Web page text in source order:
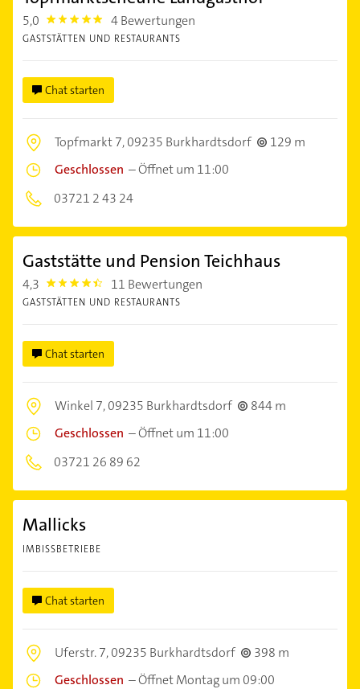
5,0 5.0 4 Bewertungen
GASTSTÄTTEN UND RESTAURANTS
Chat starten
Topfmarkt 7,09235 Burkhardtsdorf
129 m
Geschlossen –Öffnet um 11:00
03721 2 43 24
Gaststätte und Pension Teichhaus
4,3 4.3 11 Bewertungen
GASTSTÄTTEN UND RESTAURANTS
Chat starten
Winkel 7,09235 Burkhardtsdorf
844 m
Geschlossen –Öffnet um 11:00
03721 26 89 62
Mallicks
IMBISSBETRIEBE
Chat starten
Uferstr. 7,09235 Burkhardtsdorf
398 m
Geschlossen –Öffnet Montag um 09:00